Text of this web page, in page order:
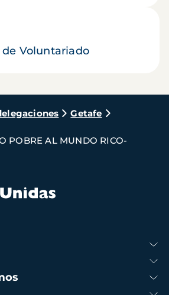
Voluntariado
Getafe
POBRE AL MUNDO RICO-